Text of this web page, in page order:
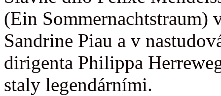
(Ein Sommernachtstraum)
Sandrine Piau a v
dirigenta Philippa
staly legendárními.